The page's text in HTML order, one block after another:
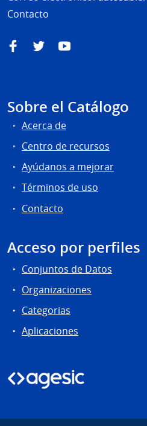
Contacto
FacebookTwitterYouTube
Sobre el Catálogo
Acerca de
Centro de recursos
Ayúdanos a mejorar
Términos de uso
Contacto
Acceso por perfiles
Conjuntos de Datos
Organizaciones
Categorias
Aplicaciones